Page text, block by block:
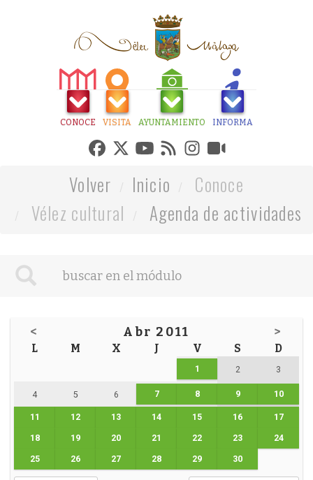
CONOCE VISITA AYUNTAMIENTO INFORMA
Volver Inicio
Conoce
Vélez cultural
Agenda de actividades
< Abr 2011 >
L M X J V S D
1 2 3
4 5 6 7 8 9 10
11 12 13 14 15 16 17
18 19 20 21 22 23 24
25 26 27 28 29 30